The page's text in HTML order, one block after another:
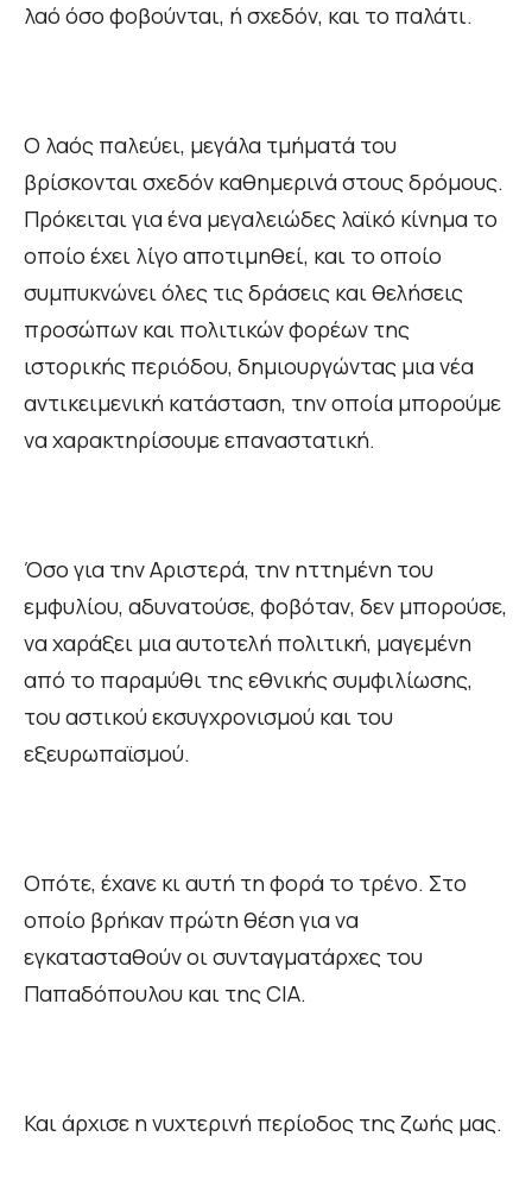
λαό όσο φοβούνται, ή σχεδόν, και το παλάτι.
Ο λαός παλεύει, μεγάλα τμήματά του
βρίσκονται σχεδόν καθημερινά στους δρόμους.
Πρόκειται για ένα μεγαλειώδες λαϊκό κίνημα το
οποίο έχει λίγο αποτιμηθεί, και το οποίο
συμπυκνώνει όλες τις δράσεις και θελήσεις
προσώπων και πολιτικών φορέων της
ιστορικής περιόδου, δημιουργώντας μια νέα
αντικειμενική κατάσταση, την οποία μπορούμε
να χαρακτηρίσουμε επαναστατική.
Όσο για την Αριστερά, την ηττημένη του
εμφυλίου, αδυνατούσε, φοβόταν, δεν μπορούσε,
να χαράξει μια αυτοτελή πολιτική, μαγεμένη
από το παραμύθι της εθνικής συμφιλίωσης,
του αστικού εκσυγχρονισμού και του
εξευρωπαϊσμού.
Οπότε, έχανε κι αυτή τη φορά το τρένο. Στο
οποίο βρήκαν πρώτη θέση για να
εγκατασταθούν οι συνταγματάρχες του
Παπαδόπουλου και της CIA.
Και άρχισε η νυχτερινή περίοδος της ζωής μας.